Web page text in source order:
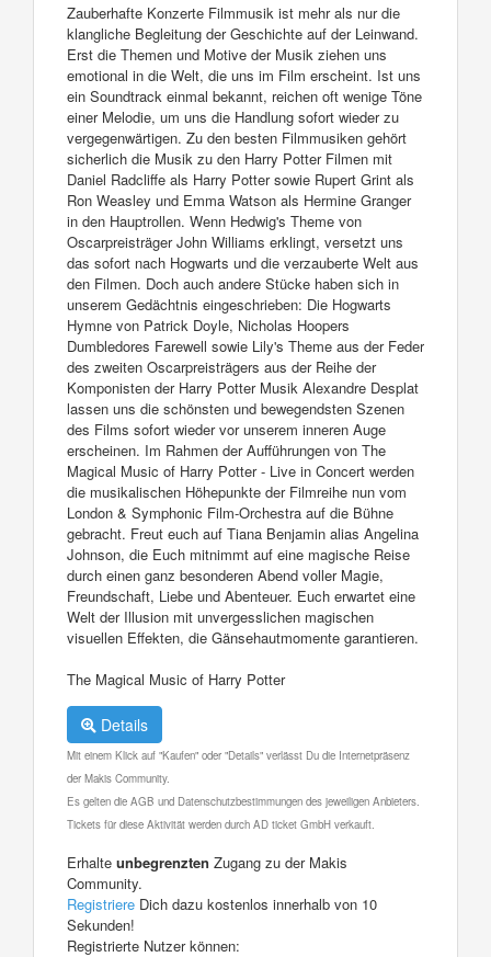
Zauberhafte Konzerte Filmmusik ist mehr als nur die
klangliche Begleitung der Geschichte auf der Leinwand.
Erst die Themen und Motive der Musik ziehen uns
emotional in die Welt, die uns im Film erscheint. Ist uns
ein Soundtrack einmal bekannt, reichen oft wenige Töne
einer Melodie, um uns die Handlung sofort wieder zu
vergegenwärtigen. Zu den besten Filmmusiken gehört
sicherlich die Musik zu den Harry Potter Filmen mit
Daniel Radcliffe als Harry Potter sowie Rupert Grint als
Ron Weasley und Emma Watson als Hermine Granger
in den Hauptrollen. Wenn Hedwig's Theme von
Oscarpreisträger John Williams erklingt, versetzt uns
das sofort nach Hogwarts und die verzauberte Welt aus
den Filmen. Doch auch andere Stücke haben sich in
unserem Gedächtnis eingeschrieben: Die Hogwarts
Hymne von Patrick Doyle, Nicholas Hoopers
Dumbledores Farewell sowie Lily's Theme aus der Feder
des zweiten Oscarpreisträgers aus der Reihe der
Komponisten der Harry Potter Musik Alexandre Desplat
lassen uns die schönsten und bewegendsten Szenen
des Films sofort wieder vor unserem inneren Auge
erscheinen. Im Rahmen der Aufführungen von The
Magical Music of Harry Potter - Live in Concert werden
die musikalischen Höhepunkte der Filmreihe nun vom
London & Symphonic Film-Orchestra auf die Bühne
gebracht. Freut euch auf Tiana Benjamin alias Angelina
Johnson, die Euch mitnimmt auf eine magische Reise
durch einen ganz besonderen Abend voller Magie,
Freundschaft, Liebe und Abenteuer. Euch erwartet eine
Welt der Illusion mit unvergesslichen magischen
visuellen Effekten, die Gänsehautmomente garantieren.
The Magical Music of Harry Potter
Details
Mit einem Klick auf "Kaufen" oder "Details" verlässt Du die Internetpräsenz
der Makis Community.
Es gelten die AGB und Datenschutzbestimmungen des jeweiligen Anbieters.
Tickets für diese Aktivität werden durch AD ticket GmbH verkauft.
Erhalte unbegrenzten Zugang zu der Makis
Community.
Registriere Dich dazu kostenlos innerhalb von 10
Sekunden!
Registrierte Nutzer können: